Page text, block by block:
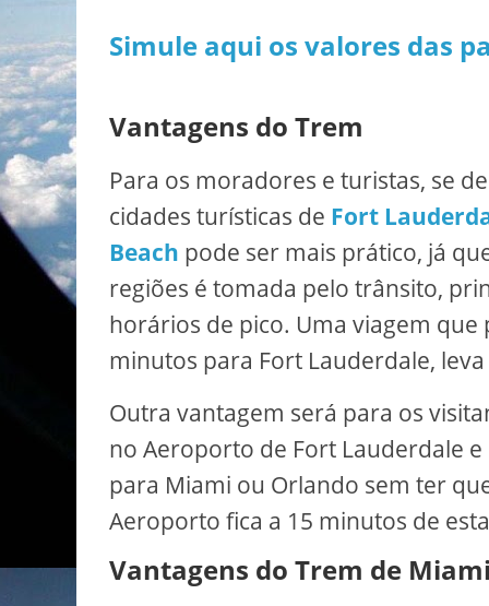
Simule aqui os valores das
Vantagens do Trem
Para os moradores e turistas, se
cidades turísticas de Fort
Beach pode ser mais prático, já
regiões é tomada pelo trânsito,
horários de pico. Uma viagem
minutos para Fort Lauderdale,
Outra vantagem será para os
no Aeroporto de Fort Lauderdale
para Miami ou Orlando sem ter
Aeroporto fica a 15 minutos de
Vantagens do Trem de